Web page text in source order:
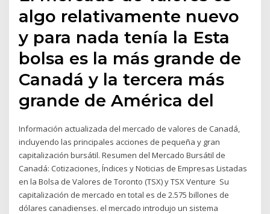
algo relativamente nuevo
y para nada tenía la Esta
bolsa es la más grande de
Canadá y la tercera más
grande de América del
Información actualizada del mercado de valores de Canadá,
incluyendo las principales acciones de pequeña y gran
capitalización bursátil. Resumen del Mercado Bursátil de
Canadá: Cotizaciones, Índices y Noticias de Empresas Listadas
en la Bolsa de Valores de Toronto (TSX) y TSX Venture Su
capitalización de mercado en total es de 2.575 billones de
dólares canadienses. el mercado introdujo un sistema